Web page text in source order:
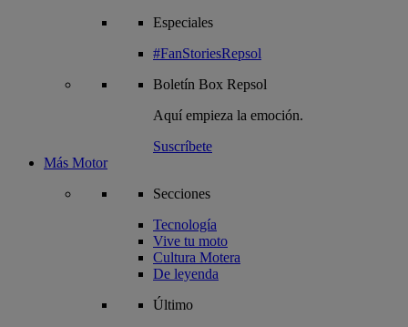
Especiales
#FanStoriesRepsol
Boletín Box Repsol
Aquí empieza la emoción.
Suscríbete
Más Motor
Secciones
Tecnología
Vive tu moto
Cultura Motera
De leyenda
Último